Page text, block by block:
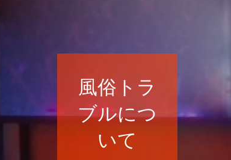
風俗トラ
ブルにつ
いて